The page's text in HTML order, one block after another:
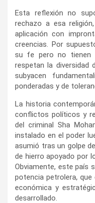
Esta reflexión no
rechazo a esa
aplicación con
creencias. Por
su fe pero no tienen
respetan la diversidad
subyacen
ponderadas y de
La historia
conflictos políticos y
del criminal Sha
instalado en el poder
asumió tras un golpe
de hierro apoyado por
Obviamente, este país
potencia petrolera,
económica y
desarrollado.